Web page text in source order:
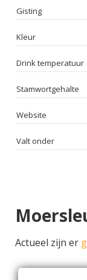
Gisting
Kleur
Drink temperatuur
Stamwortgehalte
Website
Valt onder
Actueel zijn er